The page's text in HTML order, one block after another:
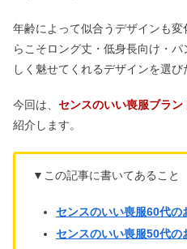
年齢によって似合うデザインも
らこそロング丈・低身長向け・
しく魅せてくれるデザインを選び
今回は、 センスのいい喪服ブラ
紹介します。
▼この記事に書いてあること
センスのいい喪服60代の
センスのいい喪服50代の